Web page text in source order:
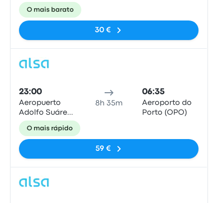
Madrid-
Barajas, MAD
T4
O mais barato
30 €
23:00
Aeropuerto
Adolfo Suárez
Madrid-
Barajas, MAD
T4
8h 35m
06:35
Aeroporto do
Porto (OPO)
O mais rápido
59 €